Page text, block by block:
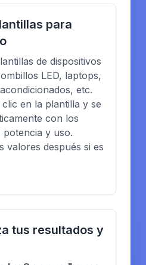
para
de dispositivos
LED, laptops,
etc.
en la plantilla y se
con los
y uso.
valores después si es
tus resultados y